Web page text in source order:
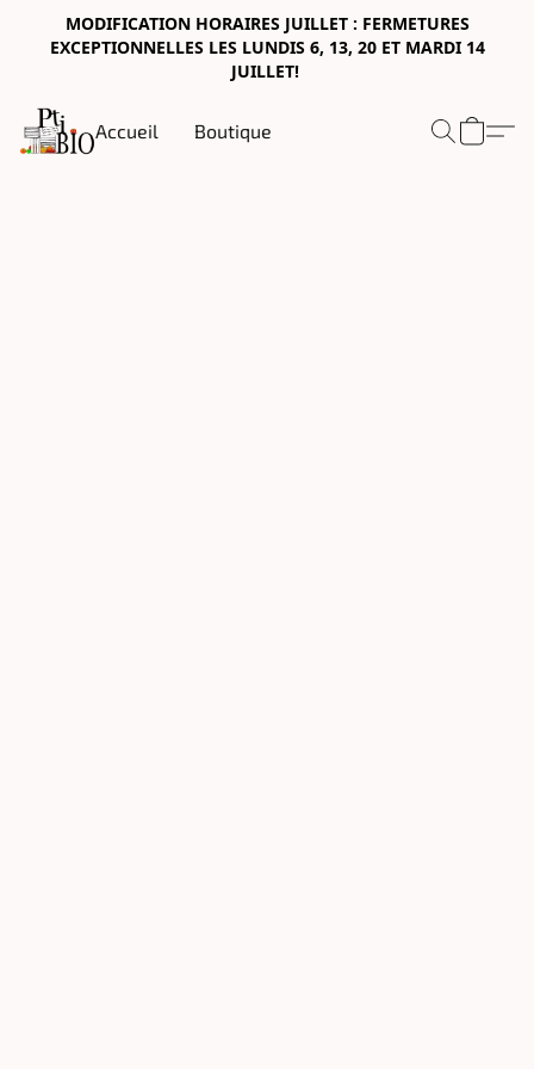
MODIFICATION HORAIRES JUILLET : FERMETURES
EXCEPTIONNELLES LES LUNDIS 6, 13, 20 ET MARDI 14
JUILLET!
Accueil Boutique